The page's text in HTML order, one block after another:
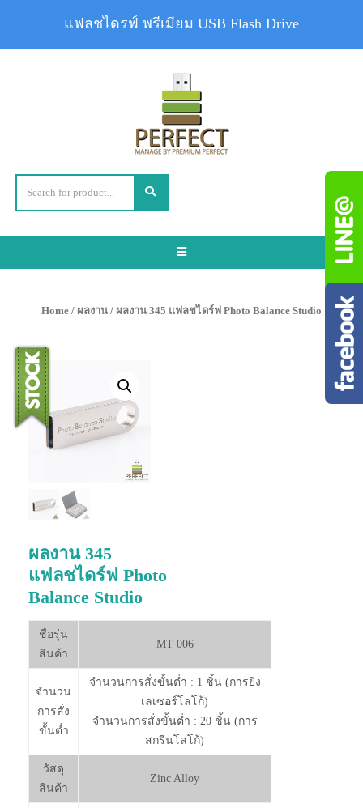
Toggle
Home / ผลงาน / ผลงาน 345 แฟลชไดร์ฟ Photo Balance Studio
ผลงาน 345
แฟลชไดร์ฟ Photo
Balance Studio
ชื่อรุ่น
สินค้า
MT 006
จำนวน
การสั่ง
ขั้นต่ำ
จำนวนการสั่งขั้นต่ำ : 1 ชิ้น (การยิง
เลเซอร์โลโก้)
จำนวนการสั่งขั้นต่ำ : 20 ชิ้น (การ
สกรีนโลโก้)
วัสดุ
สินค้า
Zinc Alloy
แฟลชไดรฟ์ พรีเมียม USB Flash Drive